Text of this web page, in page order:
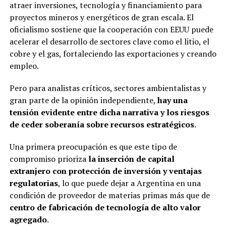
atraer inversiones, tecnología y financiamiento para
proyectos mineros y energéticos de gran escala. El
oficialismo sostiene que la cooperación con EEUU puede
acelerar el desarrollo de sectores clave como el litio, el
cobre y el gas, fortaleciendo las exportaciones y creando
empleo.
Pero para analistas críticos, sectores ambientalistas y
gran parte de la opinión independiente,hay una
tensión evidente entre dicha narrativa y los riesgos
de ceder soberanía sobre recursos estratégicos.
Una primera preocupación es que este tipo de
compromiso prioriza la inserción de capital
extranjero con protección de inversión y ventajas
regulatorias, lo que puede dejar a Argentina en una
condición de proveedor de materias primas más que de
centro de fabricación de tecnología de alto valor
agregado.